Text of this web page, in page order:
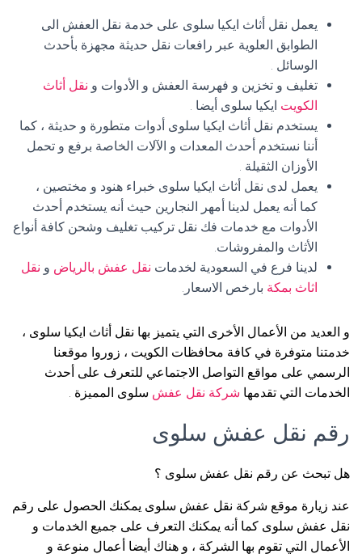
يعمل نقل أثاث ايكيا سلوى على خدمة نقل العفش الى
الطوابق العلوية عبر رافعات نقل حديثة مجهزة بأحدث
الوسائل .
تغليف و تخزين و فهرسة العفش و الأدوات و نقل أثاث
الكويت ايكيا سلوى أيضا .
يستخدم نقل أثاث ايكيا سلوى أدوات متطورة و حديثة ، كما
أننا نستخدم أحدث المعدات و الآلات الخاصة برفع و تحمل
الأوزان الثقيلة .
يعمل لدى نقل أثاث ايكيا سلوى خبراء هنود و مختصين ،
كما أنه يعمل لدينا أمهر النجارين حيث أنه يستخدم أحدث
الأدوات مع خدمات فك نقل تركيب تغليف وشحن كافة أنواع
الأثاث والمفروشات.
لدينا فرع في السعودية لخدمات نقل عفش بالرياض و نقل
اثاث بمكة بارخص الاسعار.
و العديد من الأعمال الأخرى التي يتميز بها نقل أثاث ايكيا سلوى ،
خدمتنا متوفرة في كافة محافظات الكويت ، زوروا موقعنا
الرسمي على مواقع التواصل الاجتماعي للتعرف على أحدث
الخدمات التي تقدمها شركة نقل عفش سلوى المميزة .
رقم نقل عفش سلوى
هل تبحث عن رقم نقل عفش سلوى ؟
عند زيارة موقع شركة نقل عفش سلوى يمكنك الحصول على رقم
نقل عفش سلوى كما أنه يمكنك التعرف على جميع الخدمات و
الأعمال التي تقوم بها الشركة ، و هناك أيضا أعمال منوعة و